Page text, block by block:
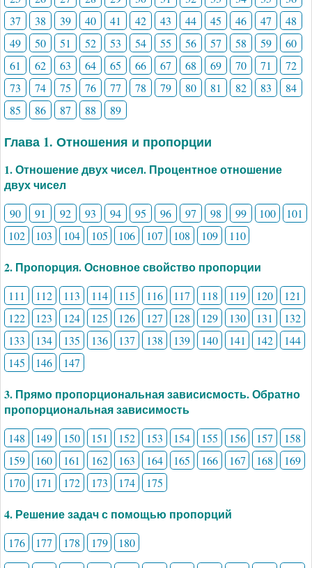
37
38 39 40 41 42 43 44 45 46 47
48
49
50 51 52 53 54 55 56 57 58 59
60
61
62 63 64 65 66 67 68 69 70 71
72
73
74 75 76 77 78 79 80 81 82 83
84
85
86 87 88 89
Глава 1. Отношения и пропорции
1. Отношение двух чисел. Процентное отношение
двух чисел
90 91 92 93 94 95 96 97 98 99 100
101
102
103 104 105 106 107 108 109 110
2. Пропорция. Основное свойство пропорции
111 112 113 114 115 116 117 118 119 120
121
122
123 124 125 126 127 128 129 130 131
132
133
134 135 136 137 138 139 140 141 142
144
145
146 147
3. Прямо пропорциональная зависисмость. Обратно
пропорциональная зависимость
148 149 150 151 152 153 154 155 156 157
158
159
160 161 162 163 164 165 166 167 168
169
170
171 172 173 174 175
4. Решение задач с помощью пропорций
176 177 178 179
180